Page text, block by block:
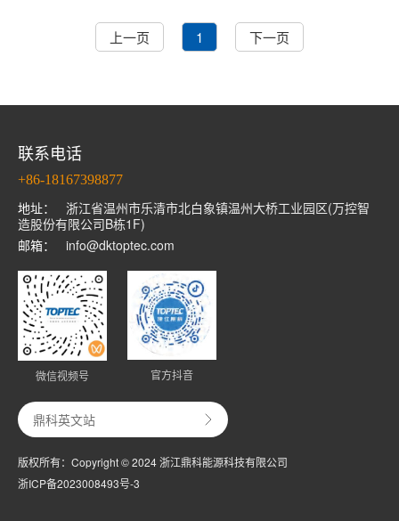
上一页 1 下一页
联系电话
+86-18167398877
地址：
浙江省温州市乐清市北白象镇温州大桥工业园区(万控智
造股份有限公司B栋1F)
邮箱：
info@dktoptec.com
微信视频号 官方抖音
鼎科英文站
版权所有：Copyright © 2024 浙江鼎科能源科技有限公司
浙ICP备2023008493号-3